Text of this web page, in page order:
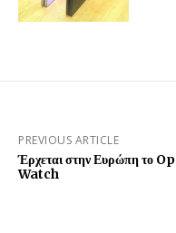
PREVIOUS ARTICLE
Έρχεται στην Ευρώπη το
Watch